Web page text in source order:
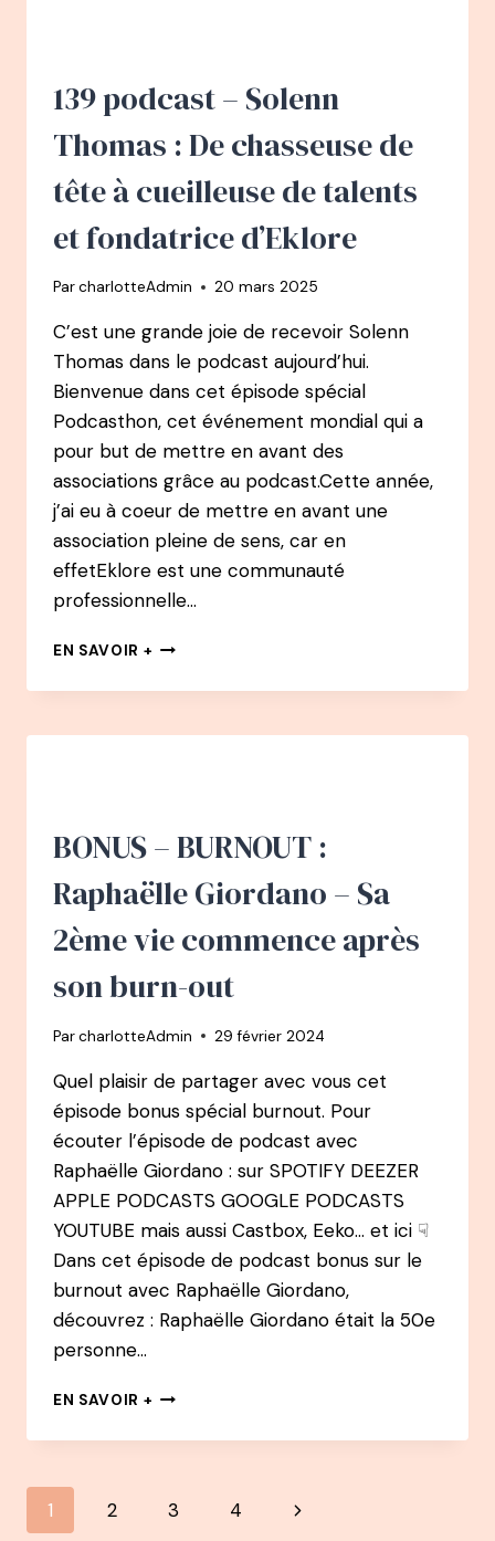
MARINE
139 podcast – Solenn
Thomas : De chasseuse de
tête à cueilleuse de talents
et fondatrice d’Eklore
ParcharlotteAdmin 20 mars 2025
C’est une grande joie de recevoir Solenn
Thomas dans le podcast aujourd’hui.
Bienvenue dans cet épisode spécial
Podcasthon, cet événement mondial qui a
pour but de mettre en avant des
associations grâce au podcast.Cette année,
j’ai eu à coeur de mettre en avant une
association pleine de sens, car en
effetEklore est une communauté
professionnelle…
EN SAVOIR + 139
–
THOMAS
TÊTE
À
CUEILLEUSE
TALENTS
FONDATRICE
BONUS – BURNOUT :
Raphaëlle Giordano – Sa
2ème vie commence après
son burn-out
ParcharlotteAdmin 29 février 2024
Quel plaisir de partager avec vous cet
épisode bonus spécial burnout. Pour
écouter l’épisode de podcast avec
Raphaëlle Giordano : sur SPOTIFY DEEZER
APPLE PODCASTS GOOGLE PODCASTS
YOUTUBE mais aussi Castbox, Eeko… et ici ☟
Dans cet épisode de podcast bonus sur le
burnout avec Raphaëlle Giordano,
découvrez : Raphaëlle Giordano était la 50e
personne…
EN SAVOIR + BONUS
BURNOUT
GIORDANO
Navigation
1 2 3 4
Page